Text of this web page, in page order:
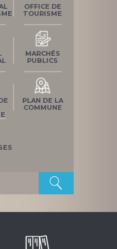
OFFICE DE
TOURISME
MARCHÉS
PUBLICS
PLAN DE LA
COMMUNE